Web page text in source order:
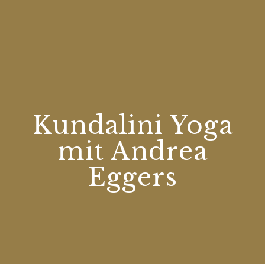
Kundalini Yoga
mit Andrea
Eggers